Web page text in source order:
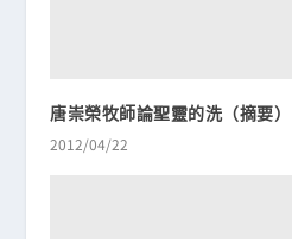
唐崇榮牧師論聖靈的洗（摘要）
2012/04/22